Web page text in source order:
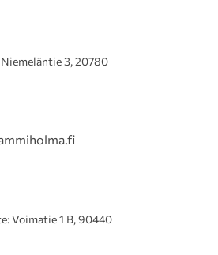
3, 20780
Voimatie 1 B, 90440